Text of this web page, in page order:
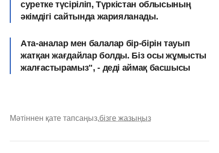
суретке түсіріліп, Түркістан облысының
әкімдігі сайтында жарияланады.
Ата-аналар мен балалар бір-бірін тауып
жатқан жағдайлар болды. Біз осы жұмысты
жалғастырамыз", - деді аймақ басшысы
Мәтіннен қате тапсаңыз,бізге жазыңыз